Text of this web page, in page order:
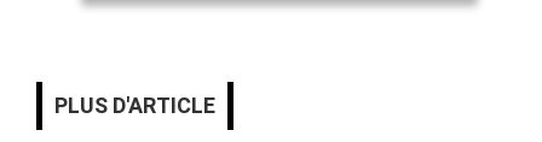
PLUS D'ARTICLE